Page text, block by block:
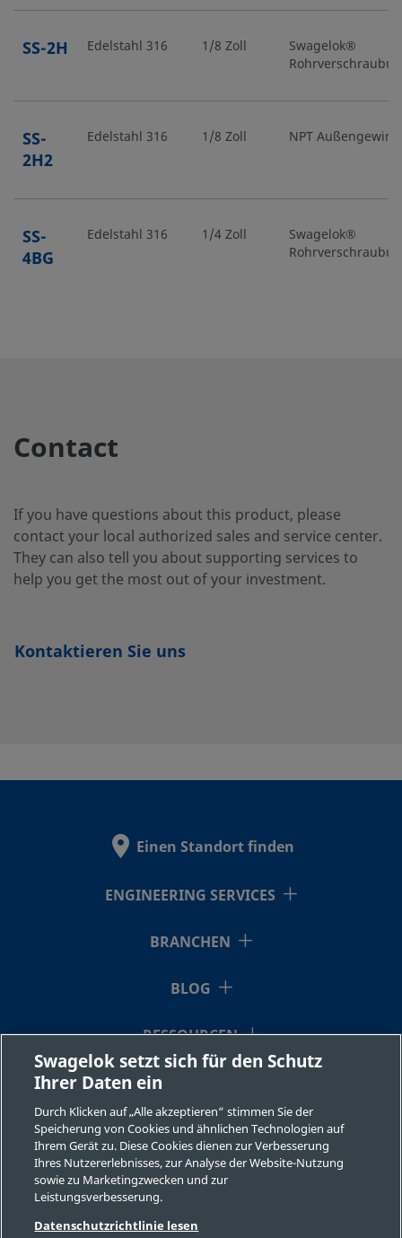
SS-2H Edelstahl 316 1/8 Zoll
Swagelok®
SS-
2H2
Edelstahl 316 1/8 Zoll NPT
SS-
4BG
Edelstahl 316 1/4 Zoll
Swagelok®
SS-
Edelstahl 316
SS-
4BK
Edelstahl 316 1/4 Zoll
Swagelok®
(Metalldichtung)
Edelstahl 316 1/4 Zoll
4BK-
V51
SS-
4BK-
VCR
Edelstahl 316 1/4 Zoll
Stirnseitige
Dichtung
Contact
If you have questions about this product, please
contact your local authorized sales and service center.
They can also tell you about supporting services to
help you get the most out of your investment.
Kontaktieren Sie uns
Einen Standort finden
ENGINEERING SERVICES
BRANCHEN
BLOG
RESSOURCEN
ÜBER UNS
©2026 Swagelok Company. Alle Rechte vorbehalten.
Swagelok setzt sich für den Schutz
Ihrer Daten ein
Durch Klicken auf „Alle akzeptieren“ stimmen Sie der
Speicherung von Cookies und ähnlichen Technologien auf
Ihrem Gerät zu. Diese Cookies dienen zur Verbesserung
Ihres Nutzererlebnisses, zur Analyse der Website-Nutzung
sowie zu Marketingzwecken und zur
Leistungsverbesserung.
Datenschutzrichtlinie lesen